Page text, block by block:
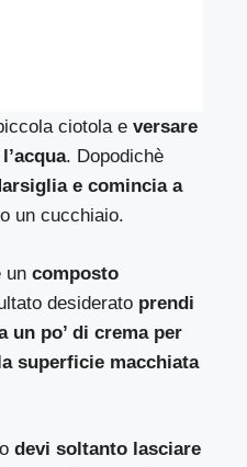
ciotola eversare
. Dopodichè
e comincia a
un cucchiaio.
uncomposto
desiderato prendi
un po’ di crema per
superficie macchiata
devi soltanto lasciare